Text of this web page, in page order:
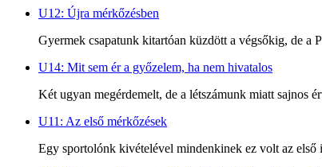
U12: Újra mérkőzésben
Gyermek csapatunk kitartóan küzdött a végsőkig, de a
U14: Mit sem ér a győzelem, ha nem hivatalos
Két ugyan megérdemelt, de a létszámunk miatt sajnos
U11: Az első mérkőzések
Egy sportolónk kivételével mindenkinek ez volt az első